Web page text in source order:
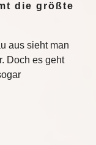
die größte
aus sieht man
Doch es geht